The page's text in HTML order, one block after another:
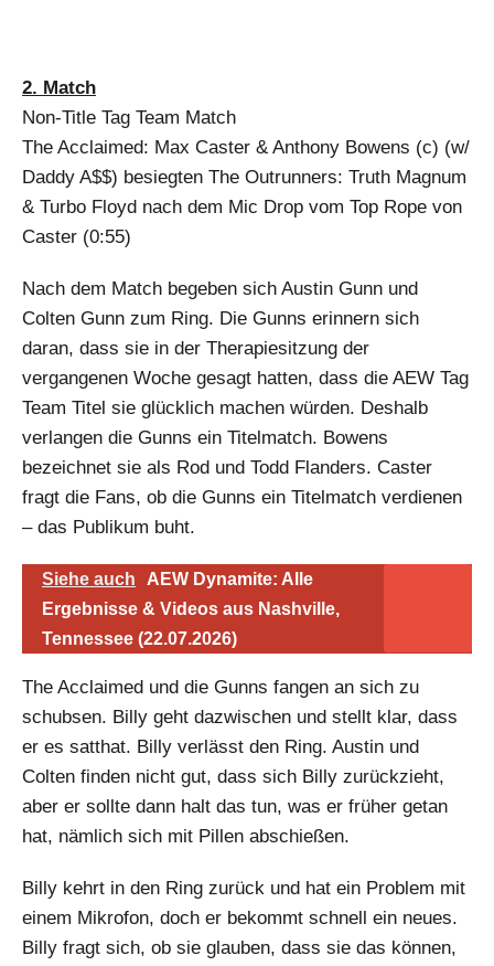
2. Match
Non-Title Tag Team Match
The Acclaimed: Max Caster & Anthony Bowens (c) (w/
Daddy A$$) besiegten The Outrunners: Truth Magnum
& Turbo Floyd nach dem Mic Drop vom Top Rope von
Caster (0:55)
Nach dem Match begeben sich Austin Gunn und
Colten Gunn zum Ring. Die Gunns erinnern sich
daran, dass sie in der Therapiesitzung der
vergangenen Woche gesagt hatten, dass die AEW Tag
Team Titel sie glücklich machen würden. Deshalb
verlangen die Gunns ein Titelmatch. Bowens
bezeichnet sie als Rod und Todd Flanders. Caster
fragt die Fans, ob die Gunns ein Titelmatch verdienen
– das Publikum buht.
Siehe auch
AEW Dynamite: Alle
Ergebnisse & Videos aus Nashville,
Tennessee (22.07.2026)
The Acclaimed und die Gunns fangen an sich zu
schubsen. Billy geht dazwischen und stellt klar, dass
er es satthat. Billy verlässt den Ring. Austin und
Colten finden nicht gut, dass sich Billy zurückzieht,
aber er sollte dann halt das tun, was er früher getan
hat, nämlich sich mit Pillen abschießen.
Billy kehrt in den Ring zurück und hat ein Problem mit
einem Mikrofon, doch er bekommt schnell ein neues.
Billy fragt sich, ob sie glauben, dass sie das können,